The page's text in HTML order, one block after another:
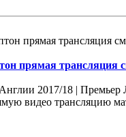
прямая трансляция
2017/18 | Премьер
видео трансляцию